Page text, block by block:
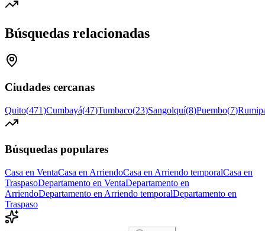
Búsquedas relacionadas
Ciudades cercanas
Quito(471)Cumbayá(47)Tumbaco(23)Sangolquí(8)Puembo(7)
Búsquedas populares
Casa en VentaCasa en ArriendoCasa en Arriendo temporalCasa en
TraspasoDepartamento en VentaDepartamento en
ArriendoDepartamento en Arriendo temporalDepartamento en
Traspaso